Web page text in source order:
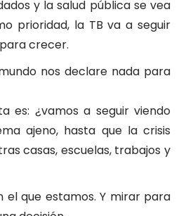
y la salud pública se vea
prioridad, la TB va a seguir
crecer.
nos declare nada para
es: ¿vamos a seguir viendo
ajeno, hasta que la crisis
casas, escuelas, trabajos y
el que estamos. Y mirar para